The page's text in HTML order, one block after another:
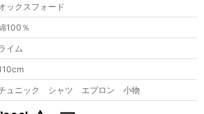
ックスフォード
100％
イム
ュニック シャツ エプロン 小物